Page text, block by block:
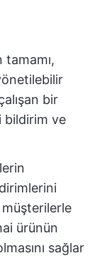
tamamı,
bir
bildirim ve
ürünün
sağlar